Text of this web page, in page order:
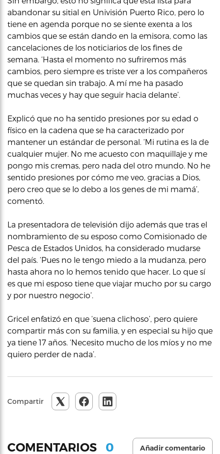
abandonar su sitial en Univisión Puerto Rico, pero lo
tiene en agenda porque no se siente exenta a los
cambios que se están dando en la emisora, como las
cancelaciones de los noticiarios de los fines de
semana. ‘Hasta el momento no sufriremos más
cambios, pero siempre es triste ver a los compañeros
que se quedan sin trabajo. A mí me ha pasado
muchas veces y hay que seguir hacia delante’.
Explicó que no ha sentido presiones por su edad o
físico en la cadena que se ha caracterizado por
mantener un estándar de personal. ‘Mi rutina es la de
cualquier mujer. No me acuesto con maquillaje y me
pongo mis cremas, pero nada del otro mundo. No he
sentido presiones por cómo me veo, gracias a Dios,
pero creo que se lo debo a los genes de mi mamá’,
comentó.
La presentadora de televisión dijo además que tras el
nombramiento de su esposo como Comisionado de
Pesca de Estados Unidos, ha considerado mudarse
del país. ‘Pues no le tengo miedo a la mudanza, pero
hasta ahora no lo hemos tenido que hacer. Lo que sí
es que mi esposo tiene que viajar mucho por su cargo
y por nuestro negocio’.
Gricel enfatizó en que ‘suena clichoso’, pero quiere
compartir más con su familia, y en especial su hijo que
ya tiene 17 años. ‘Necesito mucho de los míos y no me
quiero perder de nada’.
Compartir
COMENTARIOS 0 Añadir comentario